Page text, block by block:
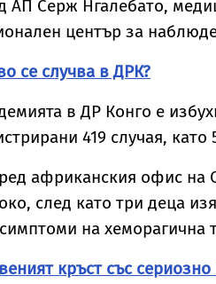
АП Серж Нгалебато,
център за
се случва в ДРК?
в ДР Конго е
419 случая,
африканския офис на
след като три деца
на хеморагична
кръст със